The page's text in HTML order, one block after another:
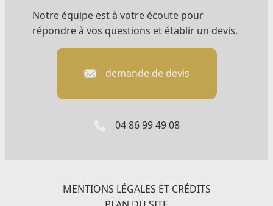
Notre équipe est à votre écoute pour
répondre à vos questions et établir un devis.
demande de devis
04 86 99 49 08
MENTIONS LÉGALES ET CRÉDITS